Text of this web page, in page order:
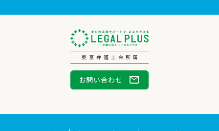
東京弁護士会所属
お問い合わせ mail